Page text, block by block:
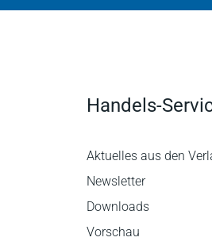
2010
Handels-
Aktuelles aus den
Newsletter
Downloads
Vorschau